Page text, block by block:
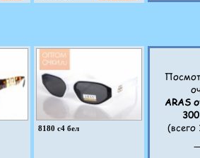
AD019 W23-G26 оранж-
зерк
210.00руб.
8180 c4 бел
ARAS
(всего